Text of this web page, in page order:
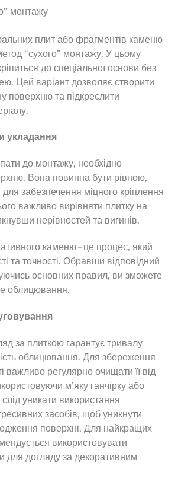
монтажу
плит або фрагментів каменю
“сухого” монтажу. У цьому
до спеціальної основи без
Цей варіант дозволяє створити
поверхню та підкреслити
укладання
до монтажу, необхідно
Вона повинна бути рівною,
забезпечення міцного кріплення
важливо вирівняти плитку на
нерівностей та вигинів.
каменю – це процес, який
та точності. Обравши відповідний
основних правил, ви зможете
облицювання.
за плиткою гарантує тривалу
облицювання. Для збереження
важливо регулярно очищати її від
м’яку ганчірку або
уникати використання
засобів, щоб уникнути
поверхні. Для найкращих
використовувати
для догляду за декоративним